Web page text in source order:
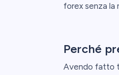
forex senza la
Perché
Avendo fatto